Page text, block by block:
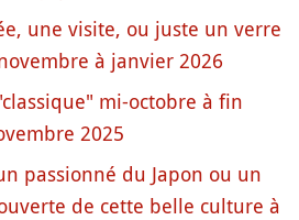
une visite, ou juste un verre
à janvier 2026
mi-octobre à fin
2025
passionné du Japon ou un
de cette belle culture à